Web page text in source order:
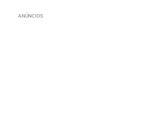
ANÚNCIOS